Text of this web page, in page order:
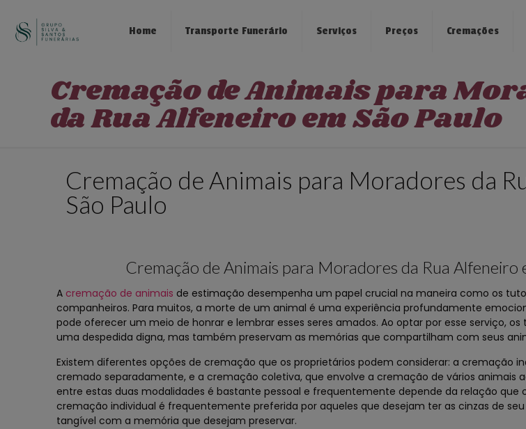
Home Transporte Funerário Serviços Preços Cremações
Cremação de Animais para
da Rua Alfeneiro em São Paulo
Cremação de Animais para Moradores da
São Paulo
Cremação de Animais para Moradores da Rua Alfeneiro
A cremação de animais de estimação desempenha um papel crucial na maneira como os
companheiros. Para muitos, a morte de um animal é uma experiência profundamente
pode oferecer um meio de honrar e lembrar esses seres amados. Ao optar por esse serviço,
uma despedida digna, mas também preservam as memórias que compartilham com seus
Existem diferentes opções de cremação que os proprietários podem considerar: a cremação
cremado separadamente, e a cremação coletiva, que envolve a cremação de vários animais
entre estas duas modalidades é bastante pessoal e frequentemente depende da relação que
cremação individual é frequentemente preferida por aqueles que desejam ter as cinzas de
tangível com a memória que desejam preservar.